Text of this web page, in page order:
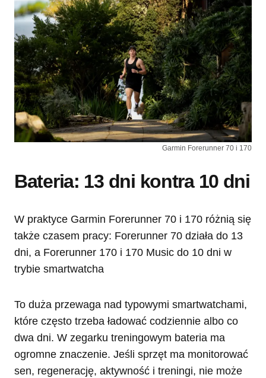
Garmin Forerunner 70 i 170
Bateria: 13 dni kontra 10 dni
W praktyce Garmin Forerunner 70 i 170 różnią się
także czasem pracy: Forerunner 70 działa do 13
dni, a Forerunner 170 i 170 Music do 10 dni w
trybie smartwatcha
To duża przewaga nad typowymi smartwatchami,
które często trzeba ładować codziennie albo co
dwa dni. W zegarku treningowym bateria ma
ogromne znaczenie. Jeśli sprzęt ma monitorować
sen, regenerację, aktywność i treningi, nie może